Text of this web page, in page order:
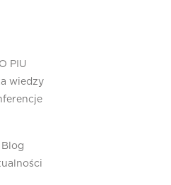
O PIU
wiedzy
Blog